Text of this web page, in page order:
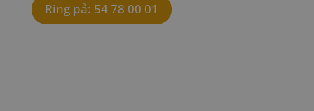
Ring på: 54 78 00 01